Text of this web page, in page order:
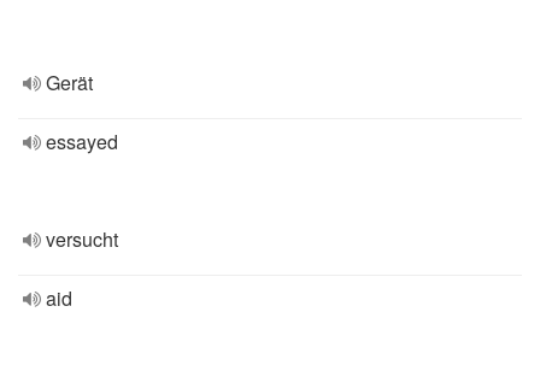
Gerät
essayed
versucht
aid